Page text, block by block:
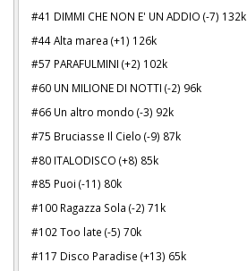
#41 DIMMI CHE NON E' UN ADDIO (-7) 132k
#44 Alta marea (+1) 126k
#57 PARAFULMINI (+2) 102k
#60 UN MILIONE DI NOTTI (-2) 96k
#66 Un altro mondo (-3) 92k
#75 Bruciasse Il Cielo (-9) 87k
#80 ITALODISCO (+8) 85k
#85 Puoi (-11) 80k
#100 Ragazza Sola (-2) 71k
#102 Too late (-5) 70k
#117 Disco Paradise (+13) 65k